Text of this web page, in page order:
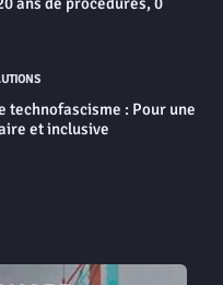
technofascisme : Pour une
et inclusive